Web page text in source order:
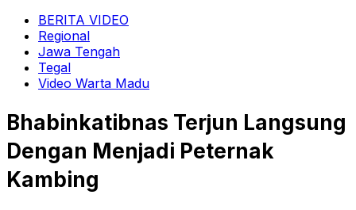
BERITA VIDEO
Regional
Jawa Tengah
Tegal
Video Warta Madu
Bhabinkatibnas Terjun Langsung
Dengan Menjadi Peternak
Kambing